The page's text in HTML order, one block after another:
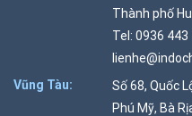
Thành phố
Tel: 0936 443
Vũng Tàu:
Số 68, Quốc
Phú Mỹ, Bà